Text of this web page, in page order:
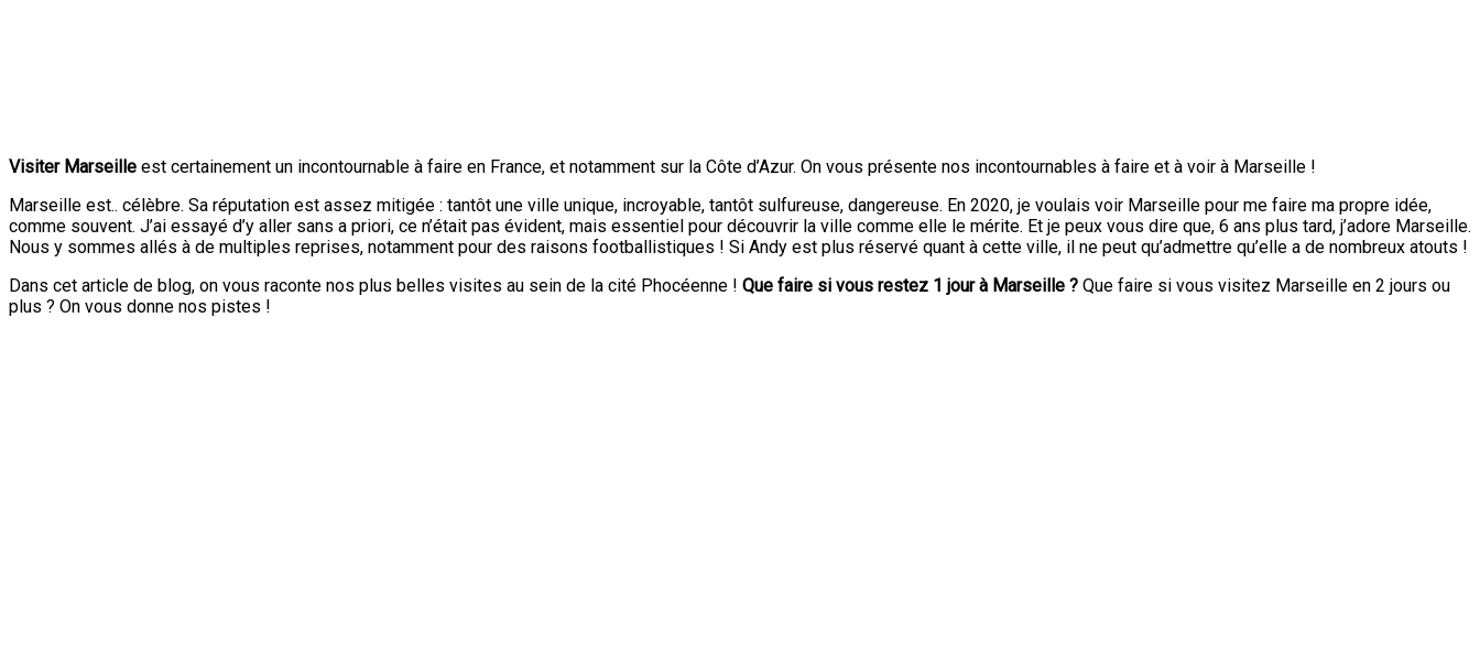
Visiter Marseille est certainement un incontournable à faire en France, et notamment sur la Côte d’Azur. On vous présente nos incontournables à faire et à voir à Marseille !
Marseille est.. célèbre. Sa réputation est assez mitigée : tantôt une ville unique, incroyable, tantôt sulfureuse, dangereuse. En 2020, je voulais voir Marseille pour me faire ma propre idée,
comme souvent. J’ai essayé d’y aller sans a priori, ce n’était pas évident, mais essentiel pour découvrir la ville comme elle le mérite. Et je peux vous dire que, 6 ans plus tard, j’adore Marseille.
Nous y sommes allés à de multiples reprises, notamment pour des raisons footballistiques ! Si Andy est plus réservé quant à cette ville, il ne peut qu’admettre qu’elle a de nombreux atouts !
Dans cet article de blog, on vous raconte nos plus belles visites au sein de la cité Phocéenne ! Que faire si vous restez 1 jour à Marseille ? Que faire si vous visitez Marseille en 2 jours ou
plus ? On vous donne nos pistes !